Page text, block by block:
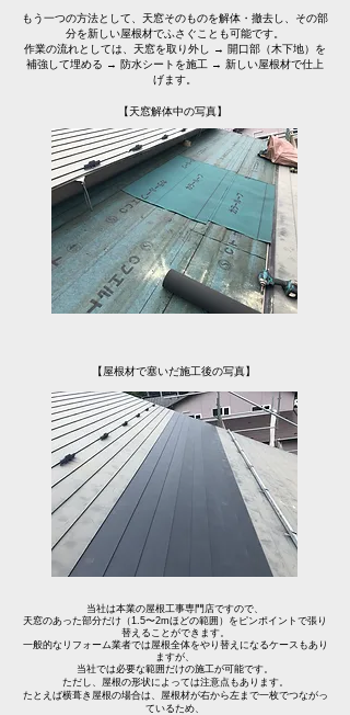
もう一つの方法として、天窓そのものを解体・撤去し、その部
分を新しい屋根材でふさぐことも可能です。
作業の流れとしては、天窓を取り外し → 開口部（木下地）を
補強して埋める → 防水シートを施工 → 新しい屋根材で仕上
げます。
【天窓解体中の写真】
【屋根材で塞いだ施工後の写真】
当社は本業の屋根工事専門店ですので、
天窓のあった部分だけ（1.5〜2mほどの範囲）をピンポイントで張り
替えることができます。
一般的なリフォーム業者では屋根全体をやり替えになるケースもあり
ますが、
当社では必要な範囲だけの施工が可能です。
ただし、屋根の形状によっては注意点もあります。
たとえば横葺き屋根の場合は、屋根材が右から左まで一枚でつながっ
ているため、